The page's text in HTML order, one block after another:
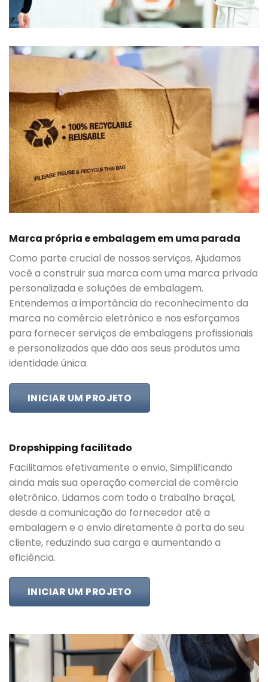
Marca própria e embalagem em uma parada
Como parte crucial de nossos serviços, Ajudamos
você a construir sua marca com uma marca privada
personalizada e soluções de embalagem.
Entendemos a importância do reconhecimento da
marca no comércio eletrônico e nos esforçamos
para fornecer serviços de embalagens profissionais
e personalizados que dão aos seus produtos uma
identidade única.
INICIAR UM PROJETO
Dropshipping facilitado
Facilitamos efetivamente o envio, Simplificando
ainda mais sua operação comercial de comércio
eletrônico. Lidamos com todo o trabalho braçal,
desde a comunicação do fornecedor até a
embalagem e o envio diretamente à porta do seu
cliente, reduzindo sua carga e aumentando a
eficiência.
INICIAR UM PROJETO